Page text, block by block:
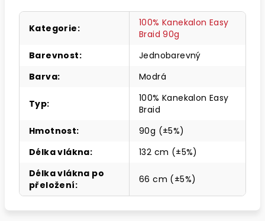
Kategorie:
100% Kanekalon Easy
Braid 90g
Barevnost:
Jednobarevný
Barva: Modrá
Typ:
100% Kanekalon Easy
Braid
Hmotnost:
90g (±5%)
Délka vlákna:
132 cm (±5%)
Délka vlákna po
přeložení: 66 cm (±5%)